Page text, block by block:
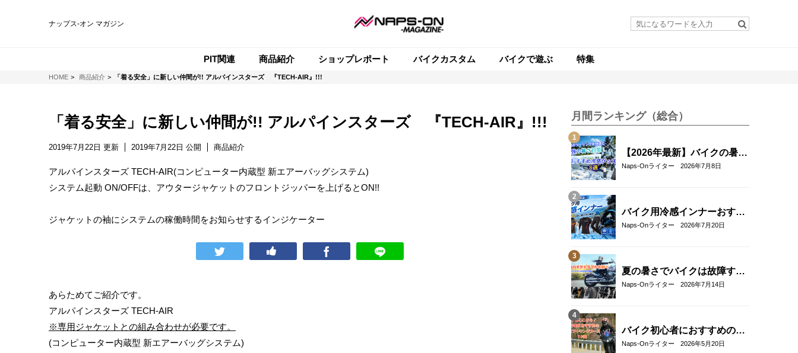
ナップス-オン マガジン
PIT関連 商品紹介 ショップレポート バイクカスタム バイクで遊ぶ 特集
HOMENAPS-ON マガジン
商品紹介 「着る安全」に新しい仲間が!! アルパインスターズ 『TECH-AIR』!!!
「着る安全」に新しい仲間が!! アルパインスターズ 『TECH-AIR』!!!
2019年7月22日 更新 2019年7月22日 公開 商品紹介
アルパインスターズ TECH-AIR(コンピューター内蔵型 新エアーバッグシステム)
システム起動 ON/OFFは、アウタージャケットのフロントジッパーを上げるとON!!
ジャケットの袖にシステムの稼働時間をお知らせするインジケーター
あらためてご紹介です。
アルパインスターズ TECH-AIR
※専用ジャケットとの組み合わせが必要です。
(コンピューター内蔵型 新エアーバッグシステム)
月間ランキング（総合）
【2026年最新】バイクの暑さ
対策・冷感グッズおすすめ8
Naps-Onライター 2026年7月8日
バイク用冷感インナーおすす
め22選！夏のツーリングを快
Naps-Onライター 2026年7月20日
夏の暑さでバイクは故障す
る？起こりやすいトラブルと
Naps-Onライター 2026年7月14日
バイク初心者におすすめの関
東近郊ツーリングコース10選
Naps-Onライター 2026年5月20日